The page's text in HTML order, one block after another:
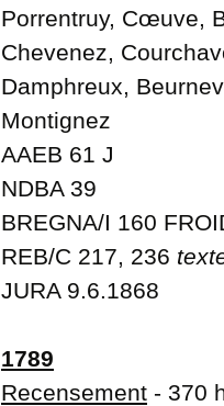
Porrentruy, Cœuve,
Chevenez,
Damphreux,
Montignez
AAEB 61 J
NDBA 39
BREGNA/I 160
REB/C 217, 236
JURA 9.6.1868
1789
Recensement - 370